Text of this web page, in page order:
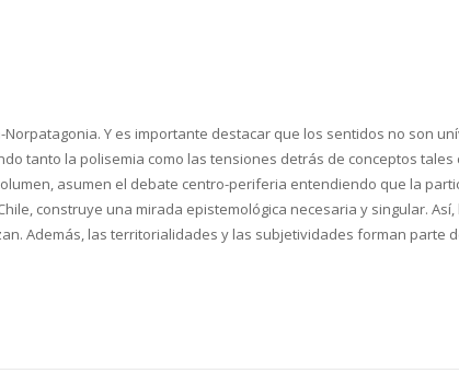
Y es importante destacar que los sentidos no son
tanto la polisemia como las tensiones detrás de conceptos tales
asumen el debate centro-periferia entendiendo que la
construye una mirada epistemológica necesaria y singular. Así,
Además, las territorialidades y las subjetividades forman parte